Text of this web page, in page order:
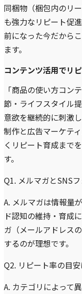
同梱物（梱包内のリ
も強力なリピート促
前になった今だから
ます。
コンテンツ活用でリ
「商品の使い方コン
節・ライフスタイル
意欲を継続的に刺激
制作と広告マーケテ
くリピート育成まで
す。
Q1. メルマガとSNS
A. メルマガは情報量
ド認知の維持・育成
ガ（メールアドレス
するのが理想です。
Q2. リピート率の目
A. カテゴリによって